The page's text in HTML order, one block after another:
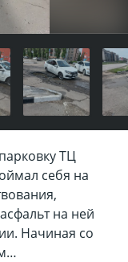
ТЦ
себя на
на ней
Начиная со